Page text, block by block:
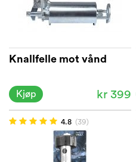
Knallfelle mot vånd
kr 399
Kjøp
4.8 (39)